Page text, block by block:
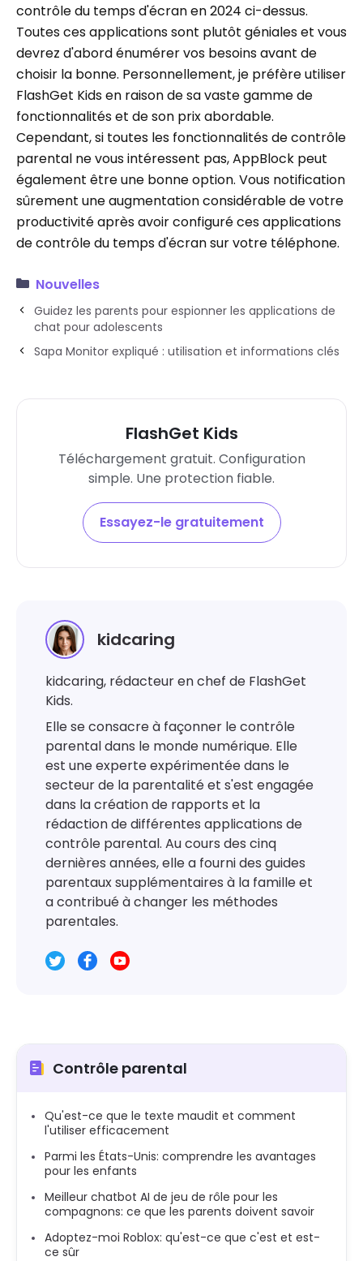
contrôle du temps d'écran en 2024 ci-dessus.
Toutes ces applications sont plutôt géniales et vous
devrez d'abord énumérer vos besoins avant de
choisir la bonne. Personnellement, je préfère utiliser
FlashGet Kids en raison de sa vaste gamme de
fonctionnalités et de son prix abordable.
Cependant, si toutes les fonctionnalités de contrôle
parental ne vous intéressent pas, AppBlock peut
également être une bonne option. Vous notification
sûrement une augmentation considérable de votre
productivité après avoir configuré ces applications
de contrôle du temps d'écran sur votre téléphone.
Nouvelles
Guidez les parents pour espionner les applications de
chat pour adolescents
Sapa Monitor expliqué : utilisation et informations clés
FlashGet Kids
Téléchargement gratuit. Configuration
simple. Une protection fiable.
Essayez-le gratuitement
kidcaring
kidcaring, rédacteur en chef de FlashGet
Kids.
Elle se consacre à façonner le contrôle
parental dans le monde numérique. Elle
est une experte expérimentée dans le
secteur de la parentalité et s'est engagée
dans la création de rapports et la
rédaction de différentes applications de
contrôle parental. Au cours des cinq
dernières années, elle a fourni des guides
parentaux supplémentaires à la famille et
a contribué à changer les méthodes
parentales.
Contrôle parental
Qu'est-ce que le texte maudit et comment
l'utiliser efficacement
Parmi les États-Unis: comprendre les avantages
pour les enfants
Meilleur chatbot AI de jeu de rôle pour les
compagnons: ce que les parents doivent savoir
Adoptez-moi Roblox: qu'est-ce que c'est et est-
ce sûr